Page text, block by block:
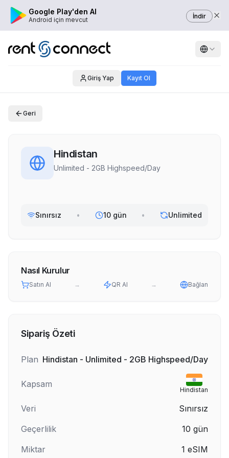
Google Play'den Al
Android için mevcut İndir
Giriş Yap Kayıt Ol
Geri
Hindistan
Unlimited - 2GB Highspeed/Day
Sınırsız • 10 gün • Unlimited
Nasıl Kurulur
Satın Al → QR Al → Bağlan
Sipariş Özeti
Plan Hindistan - Unlimited - 2GB Highspeed/Day
Kapsam
Hindistan
Veri
Sınırsız
Geçerlilik
10 gün
Miktar
1 eSIM